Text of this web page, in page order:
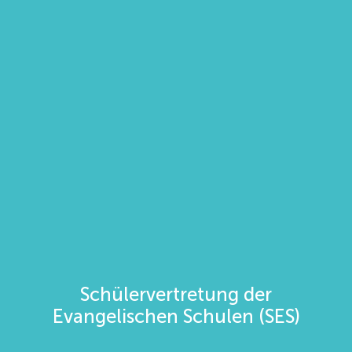
Schülervertretung der
Evangelischen Schulen (SES)